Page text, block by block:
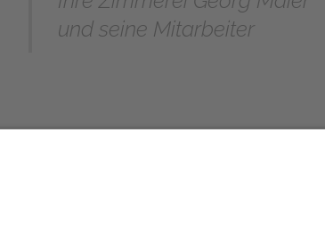
und seine Mitarbeiter